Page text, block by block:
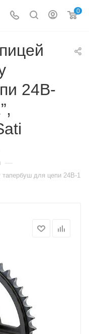
0
24B-
—
тапербуш для цепи 24B-1